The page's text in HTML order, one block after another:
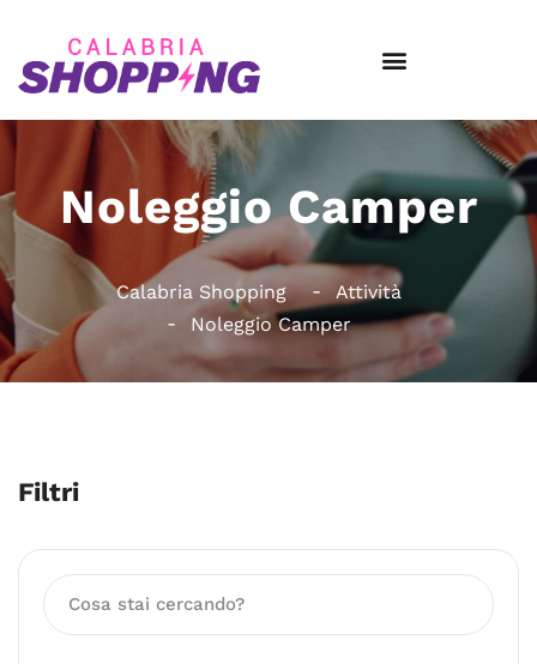
Noleggio Camper
Calabria Shopping
Attività
Noleggio Camper
Filtri